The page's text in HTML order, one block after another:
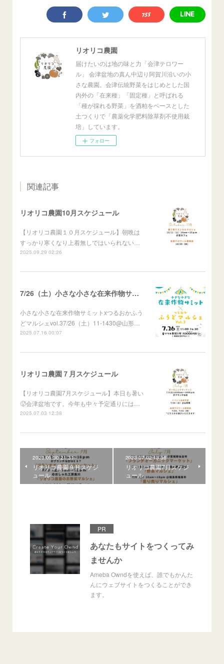
リオリコ農園
届けたいのは地の味と力「会津テロワー
ル」 会津盆地の真ん中辺り阿賀川沿いの小
さな農園。会津伝統野菜をはじめとした国
内外の「在来種」「固定種」と呼ばれる
「種が採れる野菜」を酒粕をベースとした
土つくりで「農薬化学肥料除草剤不使用栽
培」しています。
フォロー
関連記事
リオリコ農園10月スケジュール
【リオリコ農園１０月スケジュール】朝晩は
すっかり寒くなり上着無しではいられない…
2025.09.29 02:26
7/26（土）小さな小さな在来作物サミットXつるおかふうどマルシェ
小さな小さな在来作物サミットxつるおかふう
どマルシェvol.37/26（土）11-1430@山形…
2025.07.16 00:07
リオリコ農園７月スケジュール
【リオリコ農園7月スケジュール】本日も暑い
🥵会津盆地です。今年も中々予定通りには…
2025.07.03 12:38
2023.09.30 21:31
リオリコ農園９月スケジ
ュール
2023.07.02 13:36
リオリコ農園7月スケジ
ュール
PR
あなたもサイトをつくってみ
ませんか
Ameba Owndを使えば、誰でもかんた
んにウェブサイトをつくることができ
ます。